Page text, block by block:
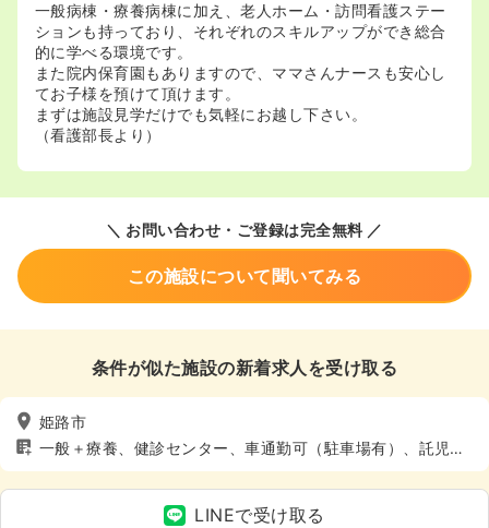
一般病棟・療養病棟に加え、老人ホーム・訪問看護ステー
ションも持っており、それぞれのスキルアップができ総合
的に学べる環境です。
また院内保育園もありますので、ママさんナースも安心し
てお子様を預けて頂けます。
まずは施設見学だけでも気軽にお越し下さい。
（看護部長より）
＼ お問い合わせ・ご登録は完全無料 ／
この施設について聞いてみる
条件が似た施設の新着求人を受け取る
姫路市
一般＋療養、健診センター、車通勤可（駐車場有）、託児所
あり
LINEで受け取る